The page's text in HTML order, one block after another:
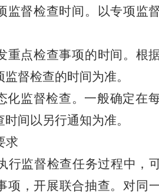
监督检查时间。以专项监
重点检查事项的时间。根
督检查的时间为准。
化监督检查。一般确定在
间以另行通知为准。
求
行监督检查任务过程中，
项，开展联合抽查。对同